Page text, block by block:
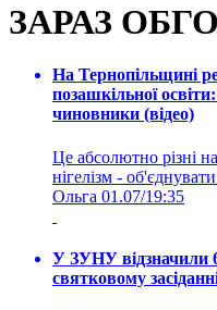
ЗАРАЗ
На Тернопільщині
позашкільної
чиновники (відео)
Це абсолютно різні
нігелізм -
Ольга 01.07/19:35
У ЗУНУ відзначили
святковому